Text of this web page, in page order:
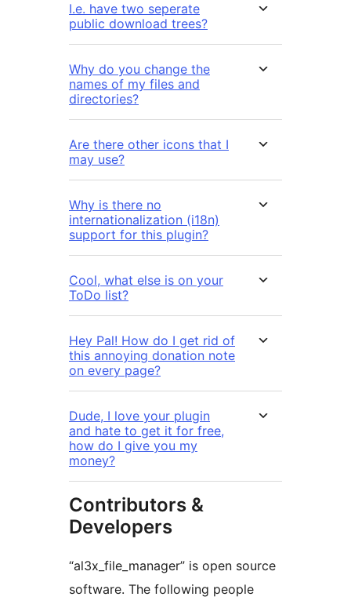
I.e. have two seperate
public download trees?
Why do you change the
names of my files and
directories?
Are there other icons that I
may use?
Why is there no
internationalization (i18n)
support for this plugin?
Cool, what else is on your
ToDo list?
Hey Pal! How do I get rid of
this annoying donation note
on every page?
Dude, I love your plugin
and hate to get it for free,
how do I give you my
money?
Contributors &
Developers
“al3x_file_manager” is open source
software. The following people